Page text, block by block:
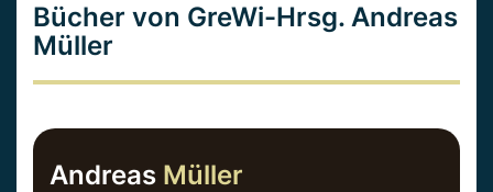
Bücher von GreWi-Hrsg. Andreas
Müller
Andreas Müller